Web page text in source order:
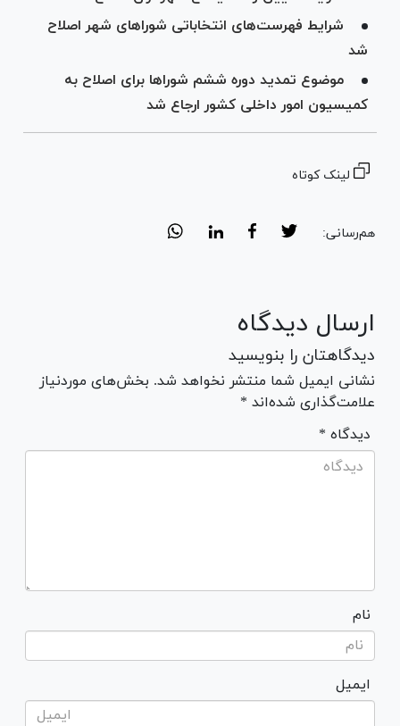
شرایط فهرست‌های انتخاباتی شورا‌های شهر اصلاح
شد
موضوع تمدید دوره ششم شورا‌ها برای اصلاح به
کمیسیون امور داخلی کشور ارجاع شد
لینک کوتاه
هم‌رسانی:
ارسال دیدگاه
دیدگاهتان را بنویسید
نشانی ایمیل شما منتشر نخواهد شد. بخش‌های موردنیاز
علامت‌گذاری شده‌اند *
* دیدگاه
نام
ایمیل